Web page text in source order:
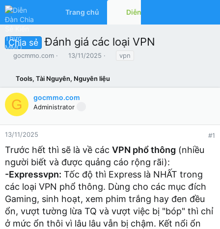
Trang chủ Diễn đàn
Chia sẻ Đánh giá các loại VPN
T
a
d
s
t
a
r
e
r
gocmmo.com
N
y
g
ử
i
13/11/2025
ó
vpn
Tools, Tài Nguyên, Nguyên liệu
G gocmmo.com
Administrator
13/11/2025 #1
Trước hết thì sẽ là về các VPN phổ thông (nhiều
người biết và được quảng cáo rộng rãi):
-Expressvpn: Tốc độ thì Express là NHẤT trong
các loại VPN phổ thông. Dùng cho các mục đích
Gaming, sinh hoạt, xem phim trắng hay đen đều
ổn, vượt tường lừa TQ và vượt việc bị "bóp" thì chỉ
ở mức ổn thôi vì lâu lâu vẫn bị chậm. Kết nổi ổn